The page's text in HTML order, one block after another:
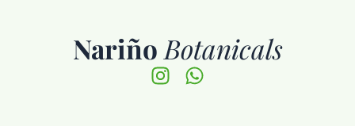
Nariño Botanicals
Instagram
Whatsapp